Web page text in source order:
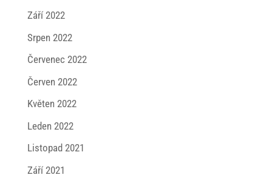
Září 2022
Srpen 2022
Červenec 2022
Červen 2022
Květen 2022
Leden 2022
Listopad 2021
Září 2021